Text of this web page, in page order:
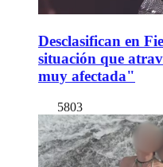
Desclasifican en
situación que
muy afectada"
5803